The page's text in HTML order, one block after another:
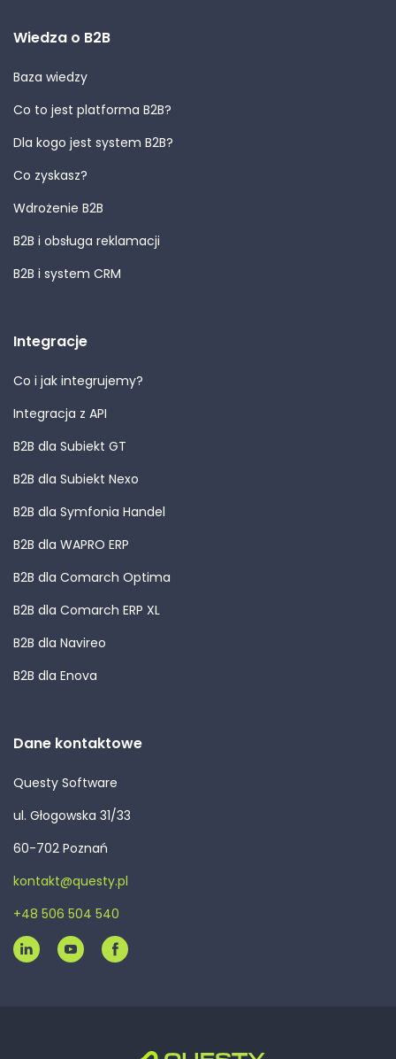
Wiedza o B2B
Baza wiedzy
Co to jest platforma B2B?
Dla kogo jest system B2B?
Co zyskasz?
Wdrożenie B2B
B2B i obsługa reklamacji
B2B i system CRM
Integracje
Co i jak integrujemy?
Integracja z API
B2B dla Subiekt GT
B2B dla Subiekt Nexo
B2B dla Symfonia Handel
B2B dla WAPRO ERP
B2B dla Comarch Optima
B2B dla Comarch ERP XL
B2B dla Navireo
B2B dla Enova
Dane kontaktowe
Questy Software
ul. Głogowska 31/33
60-702 Poznań
kontakt@questy.pl
+48 506 504 540